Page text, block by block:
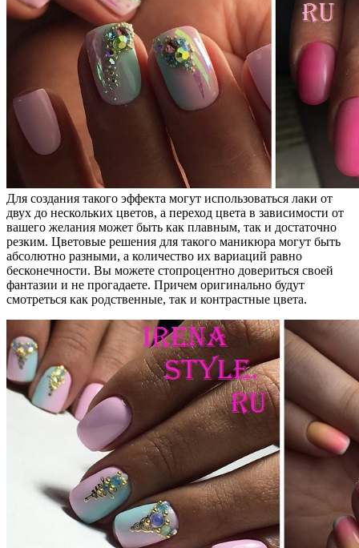
Для создания такого эффекта могут использоваться лаки от
двух до нескольких цветов, а переход цвета в зависимости от
вашего желания может быть как плавным, так и достаточно
резким. Цветовые решения для такого маникюра могут быть
абсолютно разными, а количество их вариаций равно
бесконечности. Вы можете стопроцентно довериться своей
фантазии и не прогадаете. Причем оригинально будут
смотреться как родственные, так и контрастные цвета.